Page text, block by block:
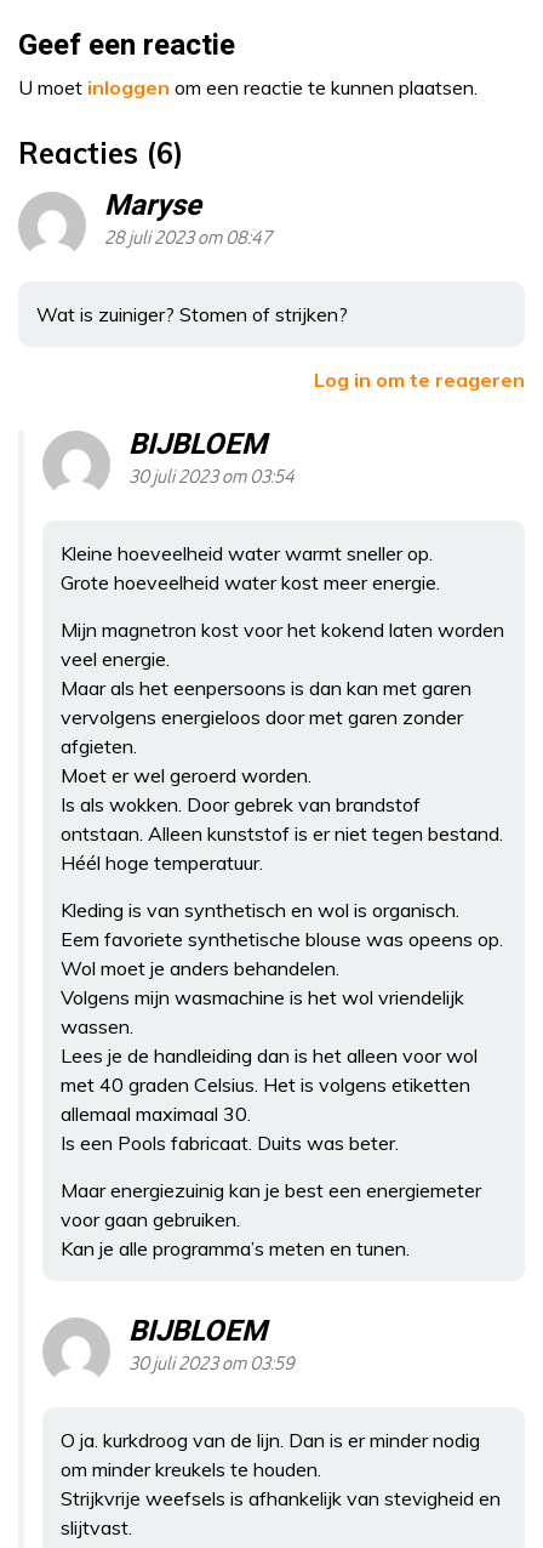
Geef een reactie
U moet inloggen om een reactie te kunnen plaatsen.
Reacties (6)
Maryse
28 juli 2023 om 08:47
Wat is zuiniger? Stomen of strijken?
Log in om te reageren
BIJBLOEM
30 juli 2023 om 03:54
Kleine hoeveelheid water warmt sneller op.
Grote hoeveelheid water kost meer energie.
Mijn magnetron kost voor het kokend laten worden
veel energie.
Maar als het eenpersoons is dan kan met garen
vervolgens energieloos door met garen zonder
afgieten.
Moet er wel geroerd worden.
Is als wokken. Door gebrek van brandstof
ontstaan. Alleen kunststof is er niet tegen bestand.
Héél hoge temperatuur.
Kleding is van synthetisch en wol is organisch.
Eem favoriete synthetische blouse was opeens op.
Wol moet je anders behandelen.
Volgens mijn wasmachine is het wol vriendelijk
wassen.
Lees je de handleiding dan is het alleen voor wol
met 40 graden Celsius. Het is volgens etiketten
allemaal maximaal 30.
Is een Pools fabricaat. Duits was beter.
Maar energiezuinig kan je best een energiemeter
voor gaan gebruiken.
Kan je alle programma’s meten en tunen.
BIJBLOEM
30 juli 2023 om 03:59
O ja. kurkdroog van de lijn. Dan is er minder nodig
om minder kreukels te houden.
Strijkvrije weefsels is afhankelijk van stevigheid en
slijtvast.